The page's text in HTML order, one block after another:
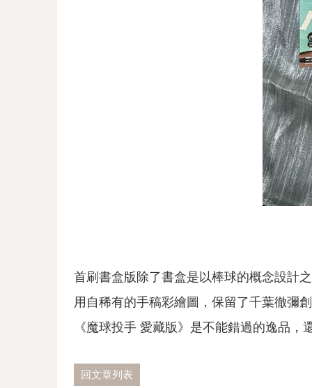
首刷書盒版除了書盒是以棒球的概念設計
用自稀有的手稿彩繪圖，保留了千葉徹彌
《魔球投手 愛藏版》是不能錯過的逸品
回文章列表